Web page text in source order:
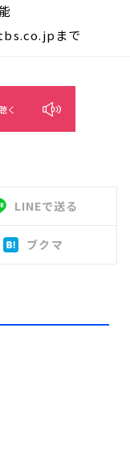
まで
く
LINEで送る
ブクマ